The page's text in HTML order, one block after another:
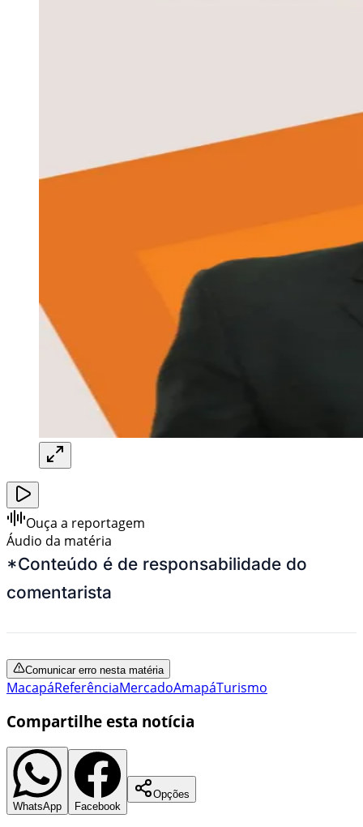
Ouça a reportagem
Áudio da matéria
*Conteúdo é de responsabilidade do
comentarista
Comunicar erro nesta matéria
MacapáReferênciaMercadoAmapáTurismo
Compartilhe esta notícia
WhatsApp Facebook
Opções